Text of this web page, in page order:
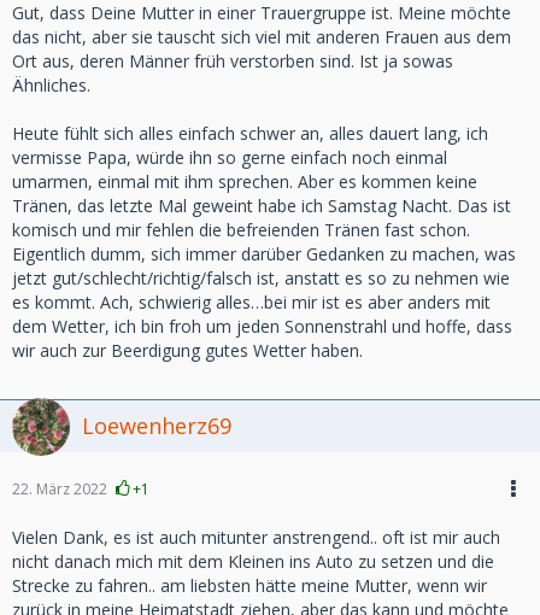
Gut, dass Deine Mutter in einer Trauergruppe ist. Meine möchte
das nicht, aber sie tauscht sich viel mit anderen Frauen aus dem
Ort aus, deren Männer früh verstorben sind. Ist ja sowas
Ähnliches.
Heute fühlt sich alles einfach schwer an, alles dauert lang, ich
vermisse Papa, würde ihn so gerne einfach noch einmal
umarmen, einmal mit ihm sprechen. Aber es kommen keine
Tränen, das letzte Mal geweint habe ich Samstag Nacht. Das ist
komisch und mir fehlen die befreienden Tränen fast schon.
Eigentlich dumm, sich immer darüber Gedanken zu machen, was
jetzt gut/schlecht/richtig/falsch ist, anstatt es so zu nehmen wie
es kommt. Ach, schwierig alles…bei mir ist es aber anders mit
dem Wetter, ich bin froh um jeden Sonnenstrahl und hoffe, dass
wir auch zur Beerdigung gutes Wetter haben.
Loewenherz69
22. März 2022 +1
Vielen Dank, es ist auch mitunter anstrengend.. oft ist mir auch
nicht danach mich mit dem Kleinen ins Auto zu setzen und die
Strecke zu fahren.. am liebsten hätte meine Mutter, wenn wir
zurück in meine Heimatstadt ziehen, aber das kann und möchte